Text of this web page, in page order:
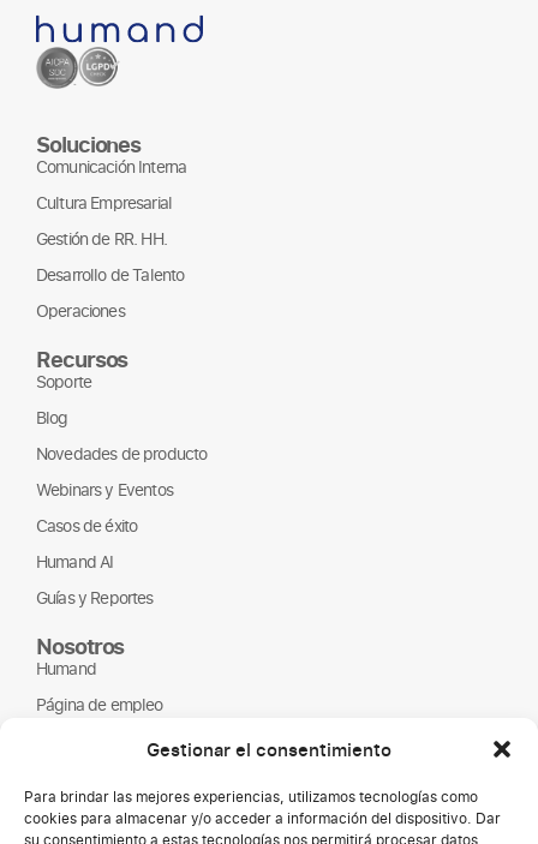
Gestionar el consentimiento
Para brindar las mejores experiencias, utilizamos tecnologías como
cookies para almacenar y/o acceder a información del dispositivo. Dar
su consentimiento a estas tecnologías nos permitirá procesar datos
Soluciones
Comunicación Interna
Cultura Empresarial
Gestión de RR. HH.
Desarrollo de Talento
Operaciones
Recursos
Soporte
Blog
Novedades de producto
Webinars y Eventos
Casos de éxito
Humand AI
Guías y Reportes
Nosotros
Humand
Página de empleo